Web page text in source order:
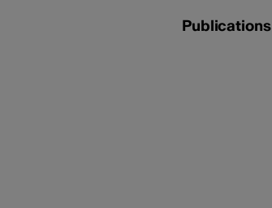
Publications